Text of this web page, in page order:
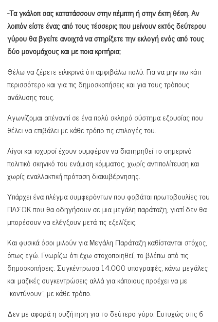
-Τα γκάλοπ σας κατατάσσουν στην πέμπτη ή στην έκτη θέση. Αν
λοιπόν είστε ένας από τους τέσσερις που μείνουν εκτός δεύτερου
γύρου θα βγείτε ανοιχτά να στηρίξετε την εκλογή ενός από τους
δύο μονομάχους και με ποια κριτήρια;
Θέλω να ξέρετε ειλικρινά ότι αμφιβάλω πολύ. Για να μην πω κάτι
περισσότερο και για τις δημοσκοπήσεις και για τους τρόπους
ανάλυσης τους.
Αγωνίζομαι απέναντί σε ένα πολύ σκληρό σύστημα εξουσίας που
θέλει να επιβάλει με κάθε τρόπο τις επιλογές του.
Λίγοι και ισχυροί έχουν συμφέρον να διατηρηθεί το σημερινό
πολιτικό σκηνικό του ενάμιση κόμματος, χωρίς αντιπολίτευση και
χωρίς εναλλακτική πρόταση διακυβέρνησης.
Υπάρχει ένα πλέγμα συμφερόντων που φοβάται πρωτοβουλίες του
ΠΑΣΟΚ που θα οδηγήσουν σε μια μεγάλη παράταξη, γιατί δεν θα
μπορέσουν να ελέγξουν μετά τις εξελίξεις.
Και φυσικά όσοι μιλούν για Μεγάλη Παράταξη καθίστανται στόχος,
όπως εγώ. Γνωρίζω ότι έχω στοχοποιηθεί, το βλέπω από τις
δημοσκοπήσεις. Συγκέντρωσα 14.000 υπογραφές, κάνω μεγάλες
και μαζικές συγκεντρώσεις αλλά για κάποιους προέχει να με
“κοντύνουν”, με κάθε τρόπο.
Δεν με αφορά η συζήτηση για το δεύτερο γύρο. Ευτυχώς στις 6